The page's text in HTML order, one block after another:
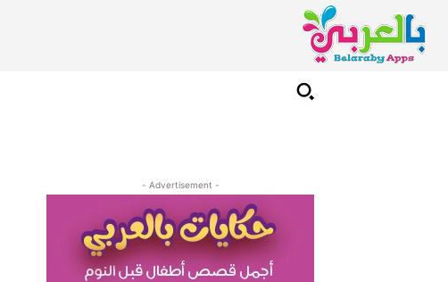
- Advertisement -